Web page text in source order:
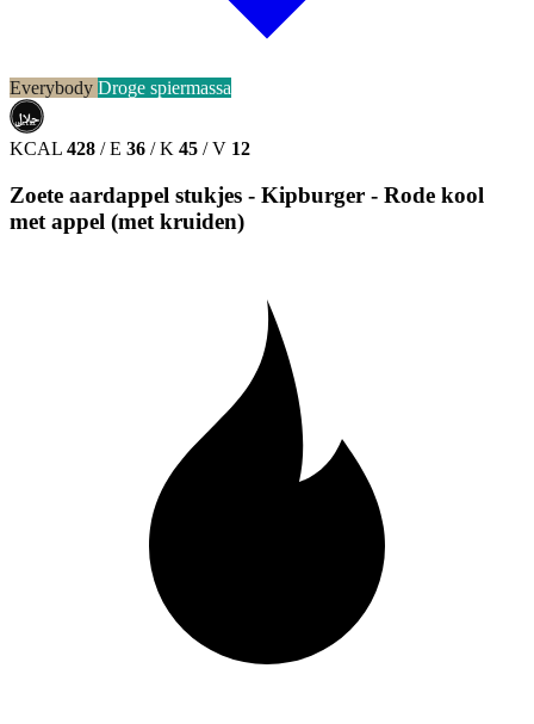
Everybody Droge spiermassa
حلال
HALAL
KCAL 428 / E 36 / K 45 / V 12
Zoete aardappel stukjes - Kipburger - Rode kool
met appel (met kruiden)